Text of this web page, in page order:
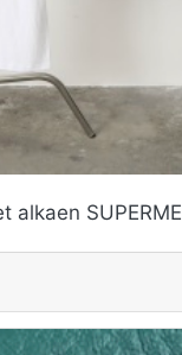
alkaen SUPERME